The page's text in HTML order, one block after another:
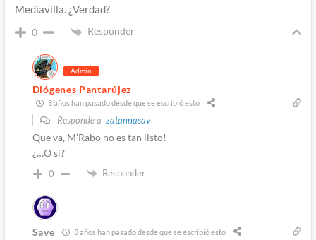
Mediavilla. ¿Verdad?
0 Responder
Admin
Diógenes Pantarújez
8 años han pasado desde que se escribió esto
Responde a zatannasay
Que va, M’Rabo no es tan listo!
¿…O sí?
0 Responder
Save 8 años han pasado desde que se escribió esto